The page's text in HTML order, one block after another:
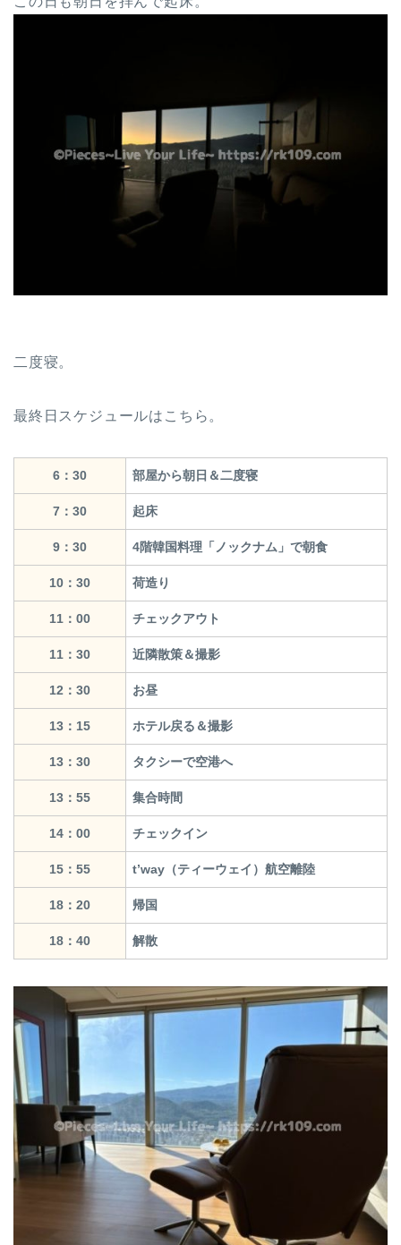
二度寝。
最終日スケジュールはこちら。
6：30 部屋から朝日＆二度寝
7：30 起床
9：30 4階韓国料理「ノックナム」で朝食
10：30 荷造り
11：00 チェックアウト
11：30 近隣散策＆撮影
12：30 お昼
13：15 ホテル戻る＆撮影
13：30 タクシーで空港へ
13：55 集合時間
14：00 チェックイン
15：55 t’way（ティーウェイ）航空離陸
18：20 帰国
18：40 解散